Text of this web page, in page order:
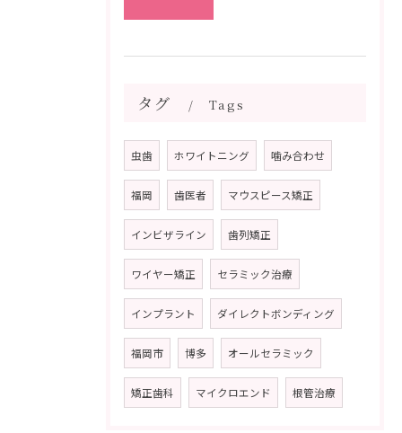
タグ Tags
虫歯 ホワイトニング 噛み合わせ
福岡 歯医者 マウスピース矯正
インビザライン 歯列矯正
ワイヤー矯正 セラミック治療
インプラント ダイレクトボンディング
福岡市 博多 オールセラミック
矯正歯科 マイクロエンド 根管治療